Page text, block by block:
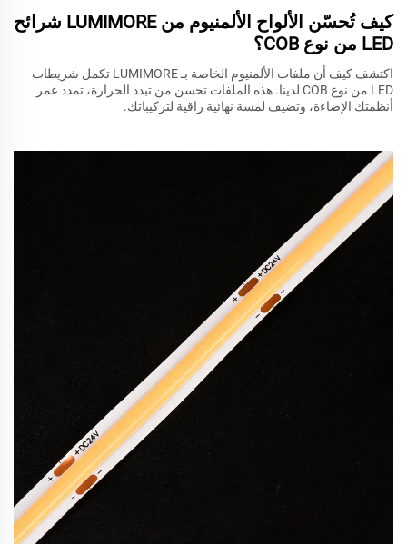
كيف تُحسّن الألواح الألمنيوم من LUMIMORE شرائح
LED من نوع COB؟
اكتشف كيف أن ملفات الألمنيوم الخاصة بـ LUMIMORE تكمل شريطات
LED من نوع COB لدينا. هذه الملفات تحسن من تبدد الحرارة، تمدد عمر
أنظمتك الإضاءة، وتضيف لمسة نهائية راقية لتركيباتك.